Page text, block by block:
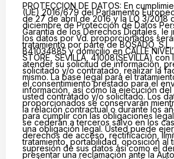
PROTECCION DE DATOS: En
(UE) 2016/679 del Parlamento
de 27 de abril de 2016 y la LO 3/2018
diciembre de Protección de Datos
Garantía de los Derechos Digitales, le
los datos por Vd. proporcionados
tratamiento por parte de BOSADO,
B41034885 y domicilio en CALLE NIVEL
STORE, SEVILLA, 41008(SEVILLA)
atender su solicitud de información,
solicitado y/o contratado, realizar la
mismo. La base legal para el
el consentimiento prestado para el
información, así como la ejecución
usted contratado y/o solicitado. Los
proporcionados se conservarán
la relación contractual o durante los
para cumplir con las obligaciones
se cederán a terceros salvo en los
una obligación legal. Usted puede
derechos de acceso, rectificación,
tratamiento, portabilidad, oposición al
supresión de sus datos así como el
presentar una reclamación ante la